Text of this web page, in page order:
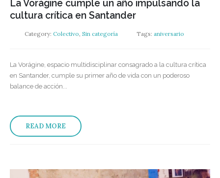
La Vorágine cumple un año impulsando la
cultura crítica en Santander
Category: Colectivo Sin categoría Tags: aniversario
La Vorágine, espacio multidisciplinar consagrado a la cultura crítica
en Santander, cumple su primer año de vida con un poderoso
balance de acción...
READ MORE